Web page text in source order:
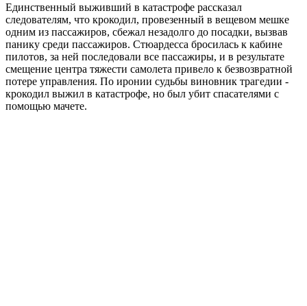
Единственный выживший в катастрофе рассказал
следователям, что крокодил, провезенный в вещевом мешке
одним из пассажиров, сбежал незадолго до посадки, вызвав
панику среди пассажиров. Стюардесса бросилась к кабине
пилотов, за ней последовали все пассажиры, и в результате
смещение центра тяжести самолета привело к безвозвратной
потере управления. По иронии судьбы виновник трагедии -
крокодил выжил в катастрофе, но был убит спасателями с
помощью мачете.